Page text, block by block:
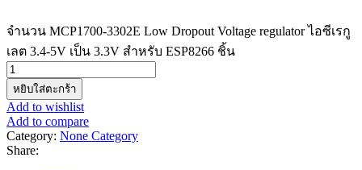
จำนวน MCP1700-3302E Low Dropout Voltage regulator ไอซีเรกู
เลต 3.4-5V เป็น 3.3V สำหรับ ESP8266 ชิ้น
หยิบใส่ตะกร้า
Add to wishlist
Add to compare
Category: None Category
Share: